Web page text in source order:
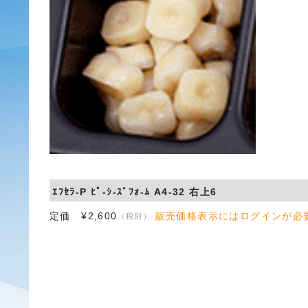
ｴﾌｾﾗ-P ﾋﾟ-ｼ-ｽﾞﾌｫ-ﾑ A4-32 右上6
定価 ¥2,600 （税別） 販売価格表示にはログインが必